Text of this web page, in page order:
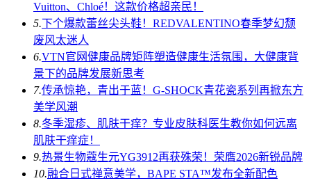
Vuitton、Chloé！这款价格超亲民！
5.下个爆款蕾丝尖头鞋！REDVALENTINO春季梦幻颓
废风太迷人
6.VTN官网健康品牌矩阵塑造健康生活氛围，大健康背
景下的品牌发展新思考
7.传承惊艳，青出于蓝！G-SHOCK青花瓷系列再掀东方
美学风潮
8.冬季湿疹、肌肤干痒？专业皮肤科医生教你如何远离
肌肤干痒症！
9.热景生物蔻生元YG3912再获殊荣！荣膺2026新锐品牌
10.融合日式禅意美学，BAPE STA™发布全新配色